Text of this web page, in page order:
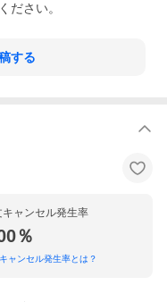
ださい。
する
キャンセル発生率
％
ャンセル発生率とは？